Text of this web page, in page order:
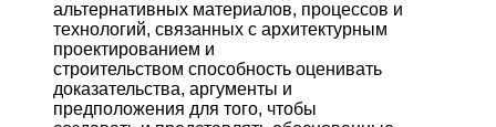
альтернативных материалов, процессов и
технологий, связанных с архитектурным
проектированием и
строительством способность оценивать
доказательства, аргументы и
предположения для того, чтобы